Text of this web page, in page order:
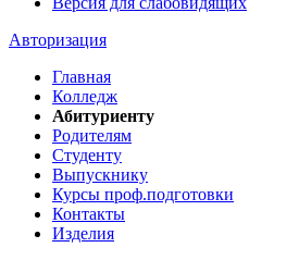
Авторизация
Главная
Колледж
Абитуриенту
Родителям
Студенту
Выпускнику
Курсы проф.подготовки
Контакты
Изделия